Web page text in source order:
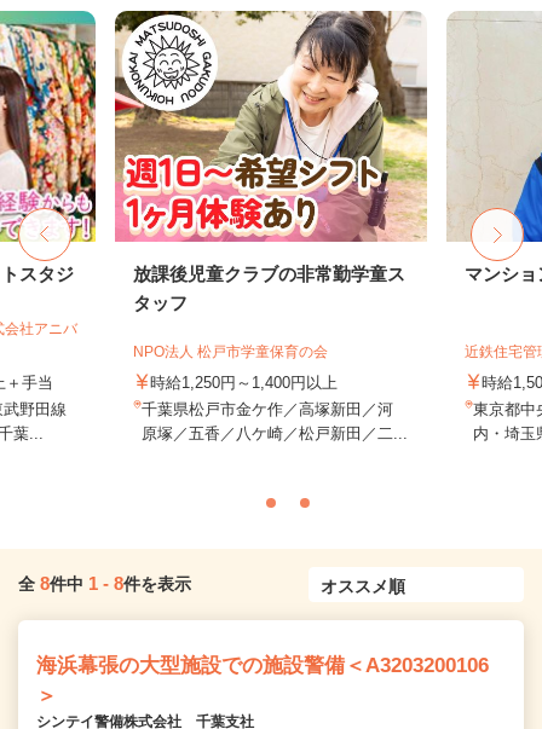
スタジ
社アニバ
＋手当
野田線
葉...
放課後児童クラブの非常勤学童ス
タッフ
NPO法人 松戸市学童保育の会
時給1,250円～1,400円以上
千葉県松戸市金ケ作／高塚新田／河
原塚／五香／八ケ崎／松戸新田／二...
マンシ
近鉄住宅
時給
東京都中
内・埼玉
全 8件中 1 - 8件を表示
海浜幕張の大型施設での施設警備＜A3203200106
＞
シンテイ警備株式会社 千葉支社